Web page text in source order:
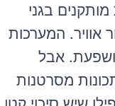
בגני
אוויר. המערכות
ושפעת. אבל
מסרטנות